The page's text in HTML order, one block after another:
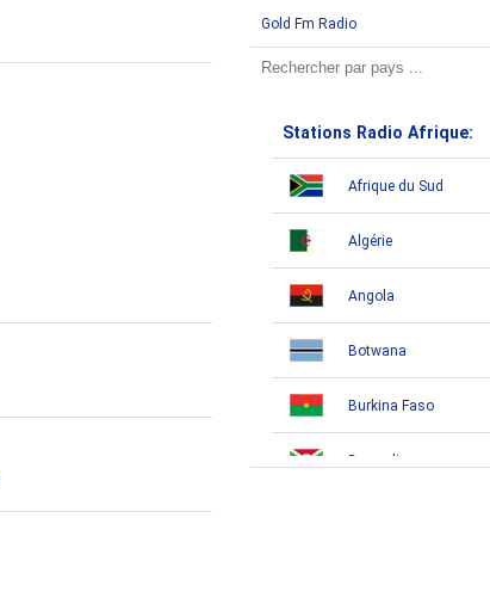
Gold Fm Radio
Stations Radio Afrique:
Afrique du Sud
Algérie
Angola
Botwana
Burkina Faso
Burundi